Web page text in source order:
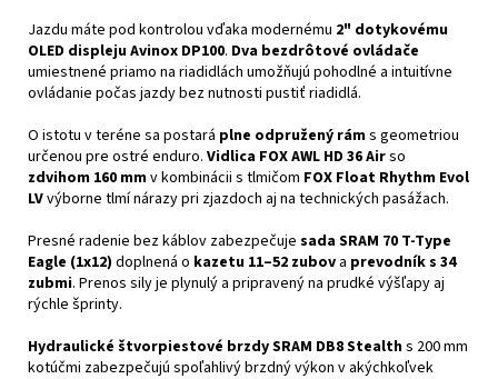
Jazdu máte pod kontrolou vďaka modernému 2" dotykovému
OLED displeju Avinox DP100. Dva bezdrôtové ovládače
umiestnené priamo na riadidlách umožňujú pohodlné a intuitívne
ovládanie počas jazdy bez nutnosti pustiť riadidlá.
O istotu v teréne sa postará plne odpružený ráms geometriou
určenou pre ostré enduro. Vidlica FOX AWL HD 36 Airso
zdvihom 160 mmv kombinácii s tlmičom FOX Float Rhythm Evol
LVvýborne tlmí nárazy pri zjazdoch aj na technických pasážach.
Presné radenie bez káblov zabezpečuje sada SRAM 70 T-Type
Eagle (1x12) doplnená o kazetu 11–52 zubov a prevodník s 34
zubmi. Prenos sily je plynulý a pripravený na prudké výšľapy aj
rýchle šprinty.
Hydraulické štvorpiestové brzdy SRAM DB8 Stealths 200 mm
kotúčmi zabezpečujú spoľahlivý brzdný výkon v akýchkoľvek